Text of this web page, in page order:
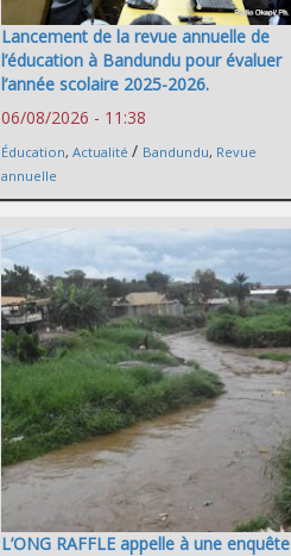
Lancement de la revue annuelle de
l’éducation à Bandundu pour évaluer
l’année scolaire 2025-2026.
06/08/2026 - 11:38
Éducation, Actualité / Bandundu, Revue
annuelle
L’ONG RAFFLE appelle à une enquête